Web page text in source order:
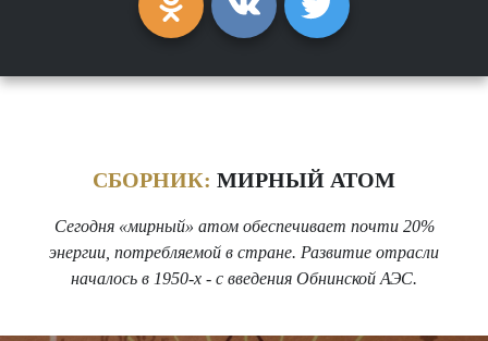
СБОРНИК: МИРНЫЙ АТОМ
Сегодня «мирный» атом обеспечивает почти 20%
энергии, потребляемой в стране. Развитие отрасли
началось в 1950-х - с введения Обнинской АЭС.